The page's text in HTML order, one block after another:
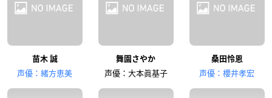
中井和哉
大和田紋土
沢城みゆき
腐川冬子
椎名へきる
セレスティア・ルー
苗木 誠
声優：緒方恵美
舞園さやか
声優：大本眞基子
桑田怜恩
声優：櫻井孝宏